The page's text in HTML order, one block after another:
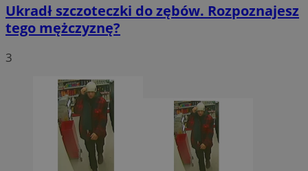
Ukradł szczoteczki do zębów. Rozpoznajesz
tego mężczyznę?
3